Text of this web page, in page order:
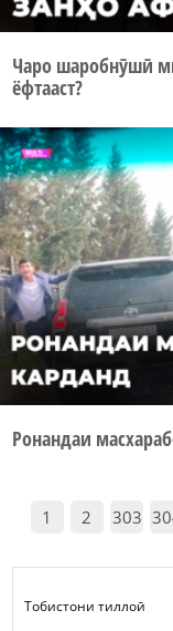
Чаро шаробнӯшӣ
ёфтааст?
Ронандаи
1 2 303
Тобистони тиллоӣ